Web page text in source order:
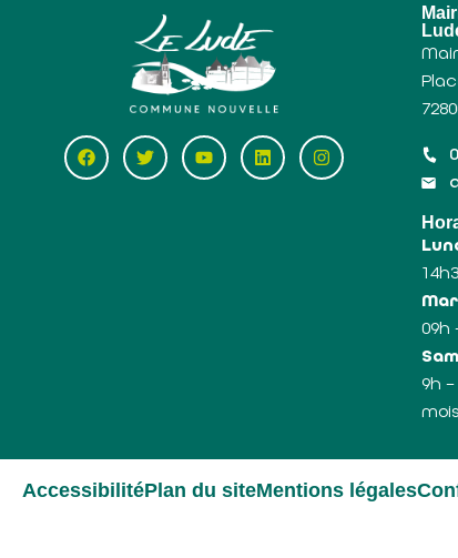
09h
9h
AccessibilitéPlan du siteMentions légales